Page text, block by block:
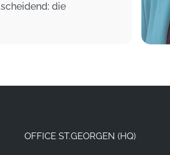
die
OFFICE ST.GEORGEN (HQ)